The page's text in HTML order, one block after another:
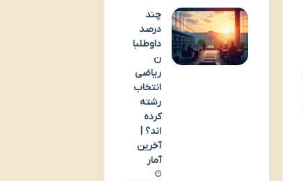
چند
درصد
داوطلبا
ن
ریاضی
انتخاب
رشته
کرده
اند؟ |
آخرین
آمار